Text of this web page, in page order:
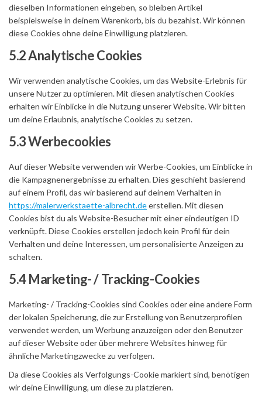
dieselben Informationen eingeben, so bleiben Artikel
beispielsweise in deinem Warenkorb, bis du bezahlst. Wir können
diese Cookies ohne deine Einwilligung platzieren.
5.2 Analytische Cookies
Wir verwenden analytische Cookies, um das Website-Erlebnis für
unsere Nutzer zu optimieren. Mit diesen analytischen Cookies
erhalten wir Einblicke in die Nutzung unserer Website. Wir bitten
um deine Erlaubnis, analytische Cookies zu setzen.
5.3 Werbecookies
Auf dieser Website verwenden wir Werbe-Cookies, um Einblicke in
die Kampagnenergebnisse zu erhalten. Dies geschieht basierend
auf einem Profil, das wir basierend auf deinem Verhalten in
https://malerwerkstaette-albrecht.deerstellen. Mit diesen
Cookies bist du als Website-Besucher mit einer eindeutigen ID
verknüpft. Diese Cookies erstellen jedoch kein Profil für dein
Verhalten und deine Interessen, um personalisierte Anzeigen zu
schalten.
5.4 Marketing- / Tracking-Cookies
Marketing- / Tracking-Cookies sind Cookies oder eine andere Form
der lokalen Speicherung, die zur Erstellung von Benutzerprofilen
verwendet werden, um Werbung anzuzeigen oder den Benutzer
auf dieser Website oder über mehrere Websites hinweg für
ähnliche Marketingzwecke zu verfolgen.
Da diese Cookies als Verfolgungs-Cookie markiert sind, benötigen
wir deine Einwilligung, um diese zu platzieren.